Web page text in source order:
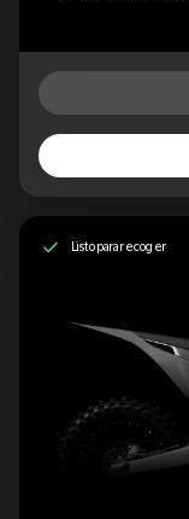
Listo para recoger